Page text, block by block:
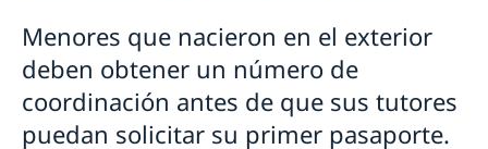
Número de coordinación
Pérdida de pasaporte
Entrega de pasaporte o cédula de identidad nacional
Ciudadanía sueca en Uruguay
Menores que nacieron en el exterior
deben obtener un número de
coordinación antes de que sus tutores
puedan solicitar su primer pasaporte.